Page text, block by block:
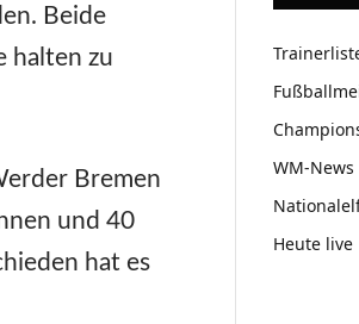
Beide
halten zu
Bremen
und 40
hat es
WM-News
Heute live